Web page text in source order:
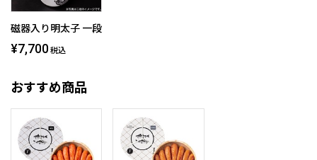
磁器入り明太子 一段
¥7,700 税込
おすすめ商品